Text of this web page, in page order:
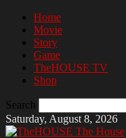
Home
Movie
Story
Game
TheHOUSE TV
Shop
Search
Saturday, August 8, 2026
The House